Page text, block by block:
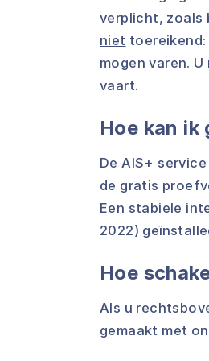
verplicht, zoals
niet
mogen varen.
vaart.
Hoe kan ik
De AIS+
de gratis
Een stabiele
2022)
Hoe
Als u
gemaakt met